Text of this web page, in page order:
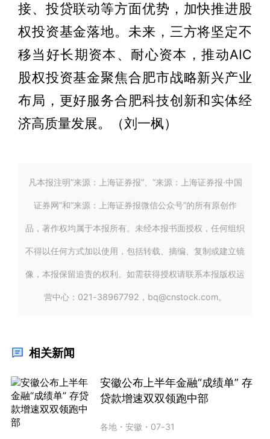
接、投贷联动等方面优势，加快推进股
权投资基金落地。未来，三方将坚定不
移当好长期资本、耐心资本，推动AIC
股权投资基金聚焦合肥市战略新兴产业
布局，更好服务合肥科技创新和实体经
济高质量发展。（刘一枫）
凡本报注明“来源：上海证券报”、“来源：上海证券报·中国
证券网”和“来源：上海证券报微信公众号”的所有原创作
品，著作权均属于本报所有。未经本报书面授权，任何组织
不得以任何方式加以使用，包括转载、摘编、复制或建立镜
像，本报保留追责的权利。如需获得授权请联系本报版权运
营中心：021-38967792，bq@cnstock.com。
相关新闻
安徽公布上半年金融“成绩单” 存
贷款增速双双领跑中部
各地 ・安徽 ・ 07-31